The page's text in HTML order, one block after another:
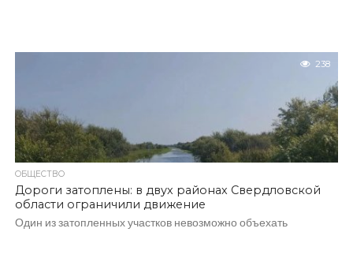
238
ОБЩЕСТВО
Дороги затоплены: в двух районах Свердловской
области ограничили движение
Один из затопленных участков невозможно объехать